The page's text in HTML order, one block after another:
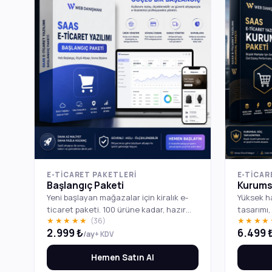
E-TICARET PAKETLERI
Başlangıç Paketi
Yeni başlayan mağazalar için kiralık e-
ticaret paketi. 100 ürüne kadar, hazır
temalar, PayTR & iyzico ödeme altyapısı,
ücretsiz SSL ve kurulum dahil ek
sunucu ücreti ödemenize gerek yok
sunucu bizden. İlk gününüzden satışa
★★★★★ (36)
2.999 ₺/ay+ KDV
Hemen Satın Al
E-
Yüksek
çoklu
telefon
6.499